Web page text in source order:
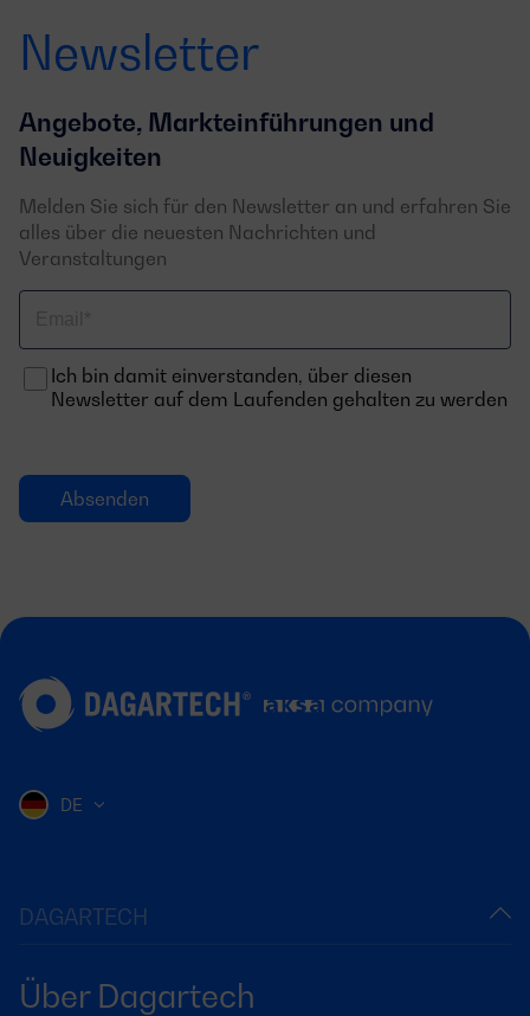
Newsletter
Angebote, Markteinführungen und
Neuigkeiten
Melden Sie sich für den Newsletter an und erfahren Sie
alles über die neuesten Nachrichten und
Veranstaltungen
Ich bin damit einverstanden, über diesen
Newsletter auf dem Laufenden gehalten zu werden
DAGARTECH
Über Dagartech
DE